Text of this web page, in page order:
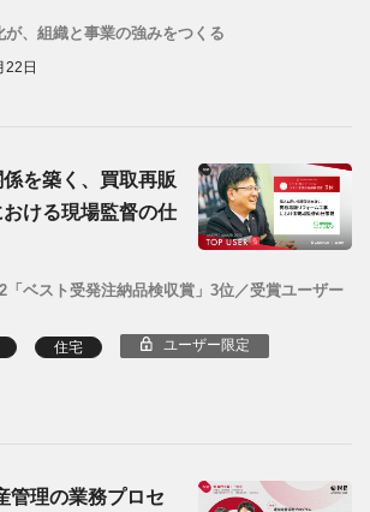
、組織と事業の強みをつくる
22日
を築く、買取再販
ける現場監督の仕
「ベスト受発注納品検収賞」3位／受賞ユーザー
住宅 ユーザー限定
管理の業務プロセ